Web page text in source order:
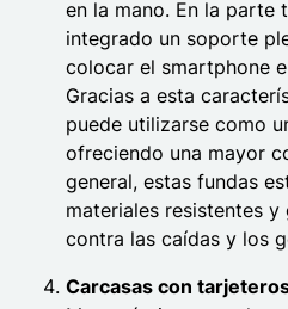
en la mano. En la parte
integrado un soporte
colocar el smartphone
Gracias a esta
puede utilizarse como
ofreciendo una mayor
general, estas fundas
materiales resistentes
contra las caídas y los
Carcasas con